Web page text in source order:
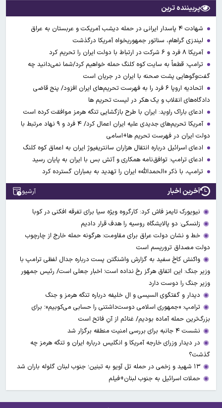
پربیننده ترین
شهادت ۴ پاسدار ایرانی در حمله دیشب آمریکت و عربستان به عراق
لیندزی گراهام، سناتور جمهوریخواه آمریکا درگذشت
آمریکا ۸ فرد و ۶ شرکت در ارتباط با دولت ایران را تحریم کرد
ترامپ: قطعاً به سایت کوه کلنگ حمله خواهیم کرد/شما نمی‌دانید چه
گفت‌وگوهایی پشت صحنه با ایران در جریان است
اتحادیه اروپا ۶ فرد را به فهرست تحریم‌های ایران افزود/ پنج قاضی
دادگاه‌های انقلاب و یک هکر در لیست تحریم ها
ادعای باراک راوید: ایران با طرح بازگشایی تنگه هرمز موافقت کرده است
آمریکا تحریم‌های جدیدی علیه ایران اعمال کرد/ ۴ فرد و ۹ نهاد مرتبط با
دولت ایران در فهرست تحریم ها+اسامی
ادعای اسرائیل درباره انتقال هزاران سانتریفیوژ ایران به اعماق کوه کلنگ
ادعای ترامپ: توافق‌نامه همکاری و آتش بس با ایران به پایان رسید
ترامپ، با ذکر «الحمدالله» ایران را تهدید به بمباران گسترده کرد
آخرین اخبار آرشیو
نیویورک تایمز فاش کرد: کارگروه ویژه سیا برای تفرقه افکنی در کوبا
زلنسکی: دو پالایشگاه روسیه را هدف قرار دادیم
خط و نشان دولت عراق برای مقاومت: هرگونه حمله خارج از چارچوب
دولت مصداق تروریسم است
واکنش کاخ سفید به گزارش واشنگتن پست درباره جدال لفظی ترامپ با
وزیر جنگ: این اتفاق هرگز رخ نداده است؛ اخبار جعلی است/ رئیس جمهور
وزیر جنگ را دوست دارد
دیدار و گفتگوی السیسی و ال خلیفه درباره تنگه هرمز و جنگ
ترامپ: «جمهوری اسلامی دوست‌داشتنی را حسابی می‌کوبیم»؛ برای
بزرگ‌ترین حمله آماده بودیم/ غنائم از آنِ فاتح است
نشست ۴ جانبه برای بررسی امنیت منطقه برگزار شد
در دیدار وزرای خارجه آمریکا و انگلیس درباره ایران و تنگه هرمز چه
گذشت؟
۱۳ شهید و زخمی در حمله تل آویو به تبنین؛ جنوب لبنان گلوله باران شد
حملات اسرائیل به جنوب لبنان+فیلم